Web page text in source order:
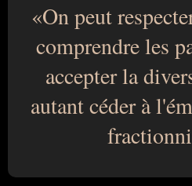
On peut
comprendre les
accepter la
autant céder à